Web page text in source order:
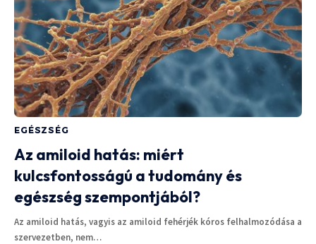
EGÉSZSÉG
Az amiloid hatás: miért
kulcsfontosságú a tudomány és
egészség szempontjából?
Az amiloid hatás, vagyis az amiloid fehérjék kóros felhalmozódása a
szervezetben, nem…